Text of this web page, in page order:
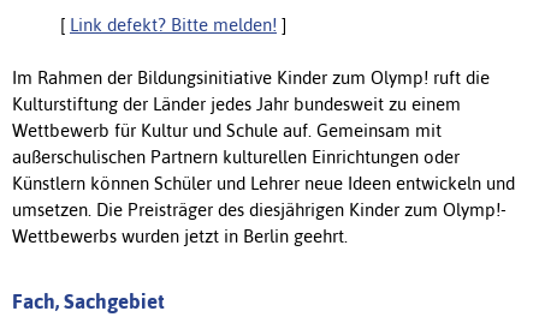
[ Link defekt? Bitte melden! ]
Im Rahmen der Bildungsinitiative Kinder zum Olymp! ruft die
Kulturstiftung der Länder jedes Jahr bundesweit zu einem
Wettbewerb für Kultur und Schule auf. Gemeinsam mit
außerschulischen Partnern kulturellen Einrichtungen oder
Künstlern können Schüler und Lehrer neue Ideen entwickeln und
umsetzen. Die Preisträger des diesjährigen Kinder zum Olymp!-
Wettbewerbs wurden jetzt in Berlin geehrt.
Fach, Sachgebiet